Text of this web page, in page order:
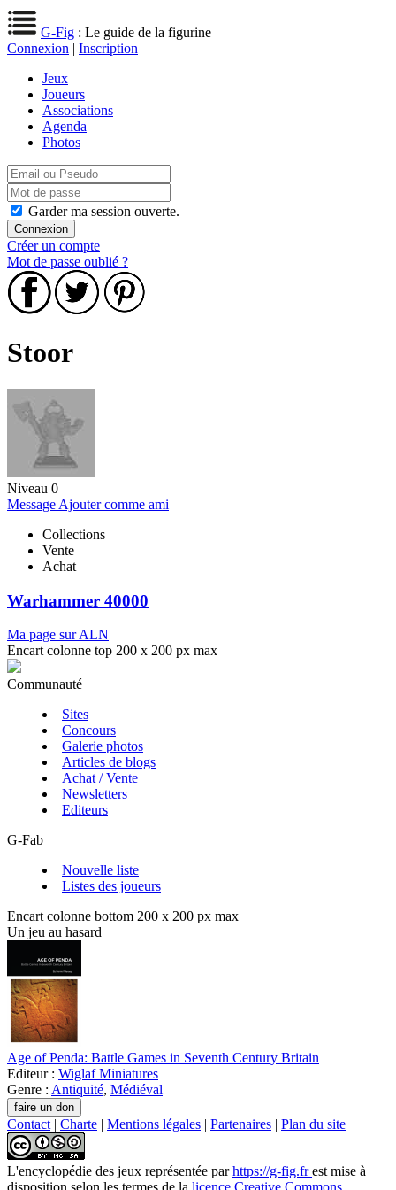
G-Fig : Le guide de la figurine
Connexion | Inscription
Jeux
Joueurs
Associations
Agenda
Photos
Garder ma session ouverte.
Créer un compte
Mot de passe oublié ?
Stoor
Niveau 0
Message Ajouter comme ami
Collections
Vente
Achat
Warhammer 40000
Ma page sur ALN
Encart colonne top 200 x 200 px max
Communauté
Sites
Concours
Galerie photos
Articles de blogs
Achat / Vente
Newsletters
Editeurs
G-Fab
Nouvelle liste
Listes des joueurs
Encart colonne bottom 200 x 200 px max
Un jeu au hasard
Age of Penda: Battle Games in Seventh Century Britain
Editeur : Wiglaf Miniatures
Genre : Antiquité, Médiéval
Contact | Charte | Mentions légales | Partenaires | Plan du site
L'encyclopédie des jeux représentée parhttps://g-fig.frest mise à